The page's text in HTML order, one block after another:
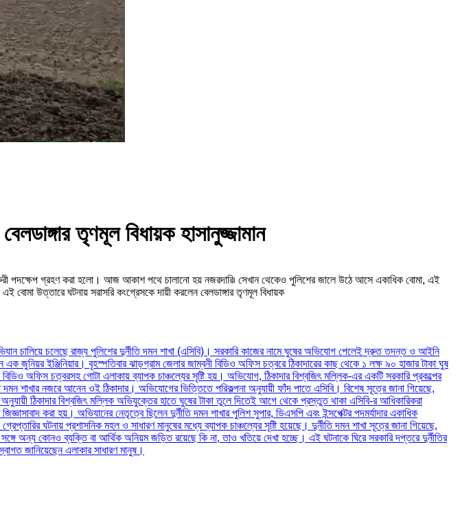
তৃণমূল বিধায়ক হাসানুজ্জামান
পদক্ষেপ গ্রহণ করা হলো। আজ আকাশ পথে চালানো হয় নজরদারি৷ সেখান থেকেও পুলিশের জালে উঠে আসে একাধিক বোমা, এই
বোমা উত্তারে ঘটনায় সরাসরি কংগ্রেসকে দায়ী করলেন বেলডাঙ্গার তৃণমূল বিধায়ক